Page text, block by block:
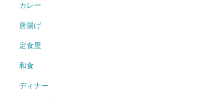
カレー
唐揚げ
定食屋
和食
ディナー